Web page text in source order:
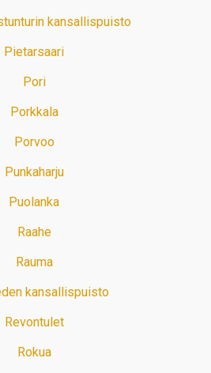
kansallispuisto
Pietarsaari
Pori
Porkkala
Porvoo
Punkaharju
Puolanka
Raahe
Rauma
kansallispuisto
Revontulet
Rokua